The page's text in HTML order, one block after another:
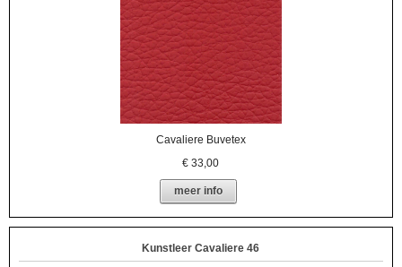
Cavaliere Buvetex
€33,00
meer info
Kunstleer Cavaliere 46